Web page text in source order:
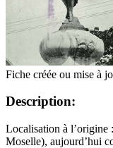
Fiche créée ou mise à
Description:
Localisation à l’origine
Moselle), aujourd’hui